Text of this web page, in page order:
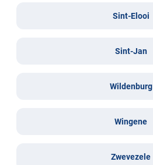
Sint-Elooi
Sint-Jan
Wildenburg
Wingene
Zwevezele